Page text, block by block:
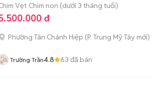
Vẹt Chim non (dưới 3 tháng tuổi)
đ
Phường Tân Chánh Hiệp (P. Trung Mỹ Tây mới)
Trường Trần4.8 63 đã bán